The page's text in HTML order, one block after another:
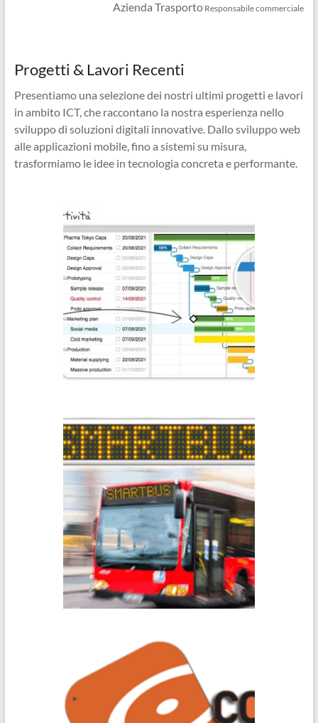
Azienda Trasporto Responsabile commerciale
Progetti & Lavori Recenti
Presentiamo una selezione dei nostri ultimi progetti e lavori
in ambito ICT, che raccontano la nostra esperienza nello
sviluppo di soluzioni digitali innovative. Dallo sviluppo web
alle applicazioni mobile, fino a sistemi su misura,
trasformiamo le idee in tecnologia concreta e performante.